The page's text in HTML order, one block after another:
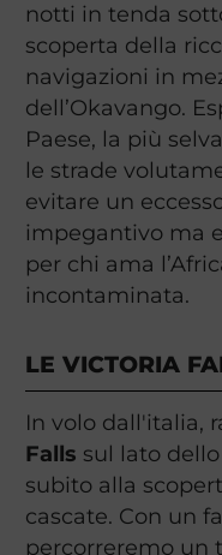
notti in tenda
scoperta della
navigazioni in
dell’Okavango.
Paese, la più
le strade
evitare un
impegantivo ma
per chi ama
incontaminata.
LE VICTORIA
In volo dall'italia,
Falls sul lato dello
subito alla
cascate. Con un
percorreremo un